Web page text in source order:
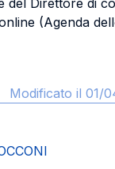
del Direttore di
(Agenda
Modificato il 01/